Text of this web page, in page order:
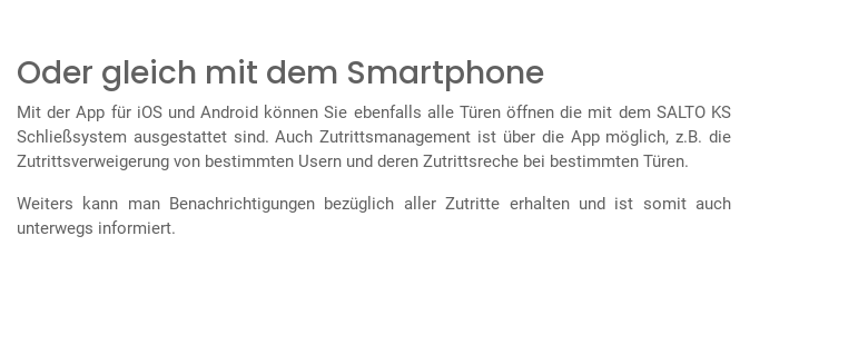
Oder gleich mit dem Smartphone
Mit der App für iOS und Android können Sie ebenfalls alle Türen öffnen die mit dem SALTO KS
Schließsystem ausgestattet sind. Auch Zutrittsmanagement ist über die App möglich, z.B. die
Zutrittsverweigerung von bestimmten Usern und deren Zutrittsreche bei bestimmten Türen.
Weiters kann man Benachrichtigungen bezüglich aller Zutritte erhalten und ist somit auch
unterwegs informiert.